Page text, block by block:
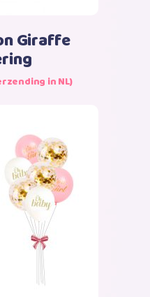
Giraffe
in NL)